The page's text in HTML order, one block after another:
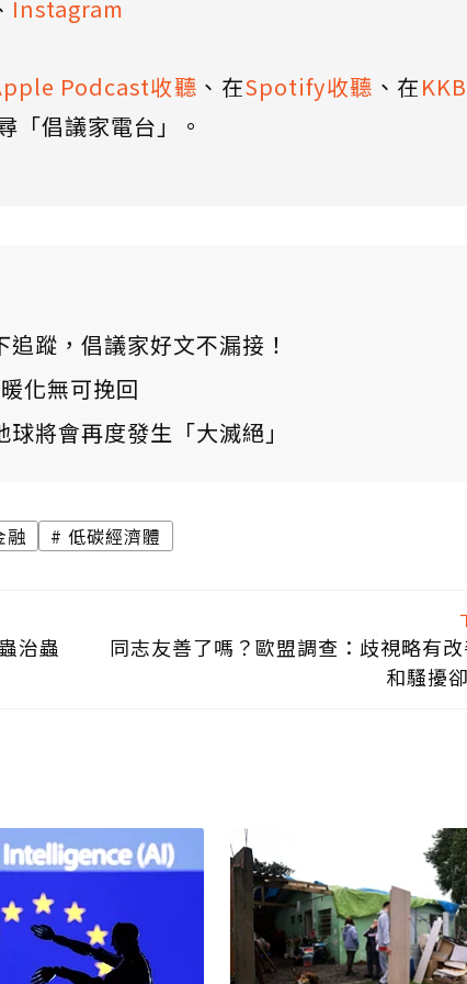
Instagram
Podcast收聽 、在Spotify收聽 、在
「倡議家電台」。
蹤，倡議家好文不漏接！
化無可挽回
將會再度發生「大滅絕」
融 低碳經濟體
治蟲
同志友善了嗎？歐盟調查：歧視略有
和騷擾